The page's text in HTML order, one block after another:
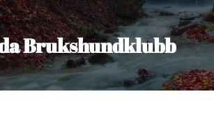
Brukshundklubb